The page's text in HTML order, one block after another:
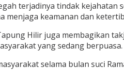
terjadinya tindak kejahatan
keamanan dan
Hilir juga membagikan
yang sedang berpuasa.
selama bulan suci